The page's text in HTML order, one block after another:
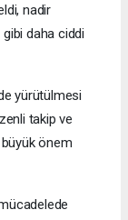
nadir
daha ciddi
yürütülmesi
takip ve
büyük önem